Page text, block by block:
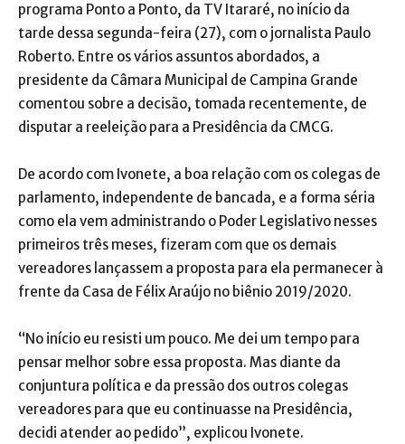
programa Ponto a Ponto, da TV Itararé, no início da
tarde dessa segunda-feira (27), com o jornalista Paulo
Roberto. Entre os vários assuntos abordados, a
presidente da Câmara Municipal de Campina Grande
comentou sobre a decisão, tomada recentemente, de
disputar a reeleição para a Presidência da CMCG.
De acordo com Ivonete, a boa relação com os colegas de
parlamento, independente de bancada, e a forma séria
como ela vem administrando o Poder Legislativo nesses
primeiros três meses, fizeram com que os demais
vereadores lançassem a proposta para ela permanecer à
frente da Casa de Félix Araújo no biênio 2019/2020.
“No início eu resisti um pouco. Me dei um tempo para
pensar melhor sobre essa proposta. Mas diante da
conjuntura política e da pressão dos outros colegas
vereadores para que eu continuasse na Presidência,
decidi atender ao pedido”, explicou Ivonete.